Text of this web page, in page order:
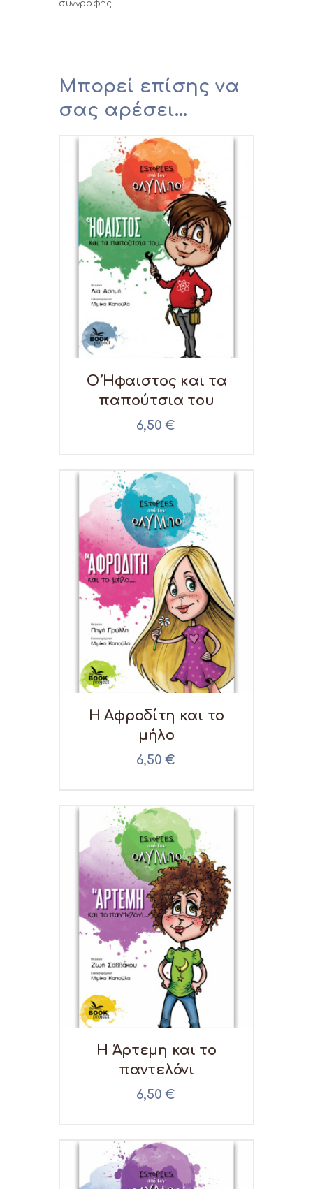
συγγραφής.
Μπορεί επίσης να
σας αρέσει…
Ο Ήφαιστος και τα
παπούτσια του
6,50 €
Η Αφροδίτη και το
μήλο
6,50 €
H Άρτεμη και το
παντελόνι
6,50 €